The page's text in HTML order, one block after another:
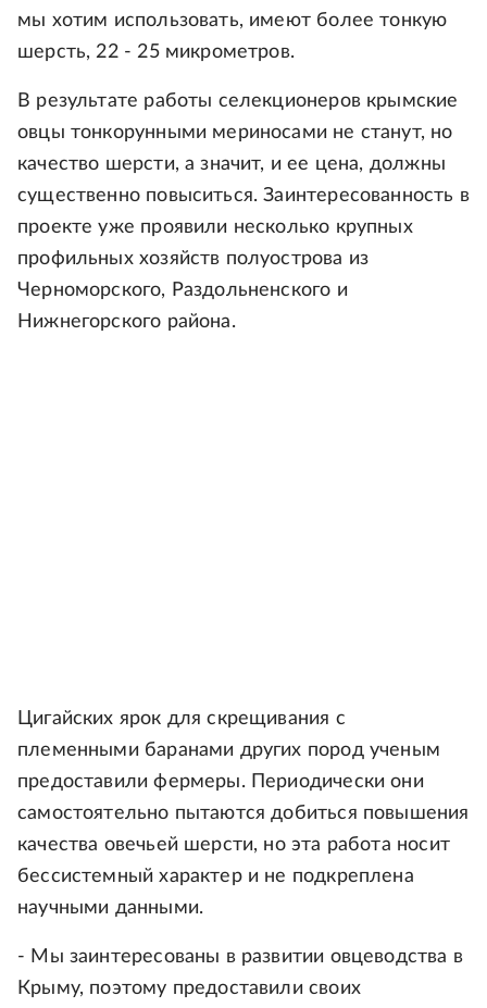
мы хотим использовать, имеют более тонкую
шерсть, 22 - 25 микрометров.
В результате работы селекционеров крымские
овцы тонкорунными мериносами не станут, но
качество шерсти, а значит, и ее цена, должны
существенно повыситься. Заинтересованность в
проекте уже проявили несколько крупных
профильных хозяйств полуострова из
Черноморского, Раздольненского и
Нижнегорского района.
Цигайских ярок для скрещивания с
племенными баранами других пород ученым
предоставили фермеры. Периодически они
самостоятельно пытаются добиться повышения
качества овечьей шерсти, но эта работа носит
бессистемный характер и не подкреплена
научными данными.
- Мы заинтересованы в развитии овцеводства в
Крыму, поэтому предоставили своих